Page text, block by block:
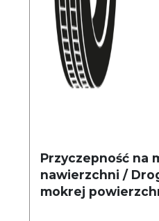
Przyczepność na
nawierzchni /
mokrej